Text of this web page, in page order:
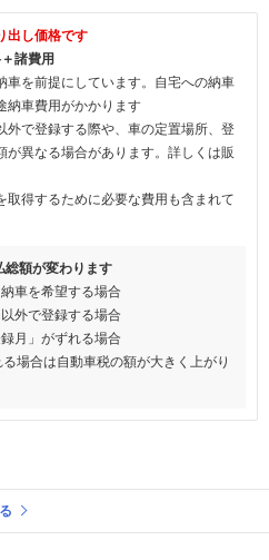
出し価格です
諸費用
を前提にしています。自宅への納車
納車費用がかかります
で登録する際や、車の定置場所、登
が異なる場合があります。詳しくは販
得するために必要な費用も含まれて
総額が変わります
車を希望する場合
外で登録する場合
月」がずれる場合
場合は自動車税の額が大きく上がり